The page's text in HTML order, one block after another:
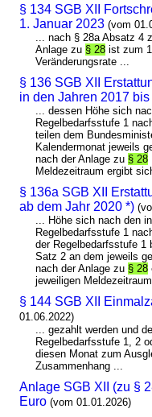
§ 134 SGB XII
1. Januar 2023 (vom
... nach § 28a Absatz 4
Anlage zu § 28 ist zum
Veränderungsrate ...
§ 136 SGB XII
in den Jahren 2017
... dessen Höhe sich
Regelbedarfsstufe 1
teilen dem
Kalendermonat jeweils
nach der Anlage zu § 28
Meldezeitraum ergibt
§ 136a SGB XII
ab dem Jahr 2020 *)
... Höhe sich nach den
Regelbedarfsstufe 1
der Regelbedarfsstufe
Satz 2 an dem jeweils
nach der Anlage zu § 28
jeweiligen
§ 144 SGB XII
01.06.2022)
... gezahlt werden und
Regelbedarfsstufe 1, 2
diesen Monat zum
Zusammenhang ...
Anlage SGB XII (zu §
Euro (vom 01.01.2026)